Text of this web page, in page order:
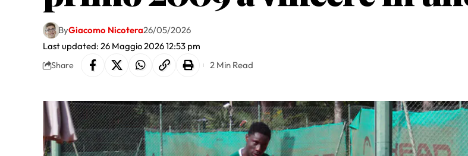
Last updated: 26 Maggio 2026 12:53 pm
ByGiacomo Nicotera26/05/2026
Share 2 Min Read